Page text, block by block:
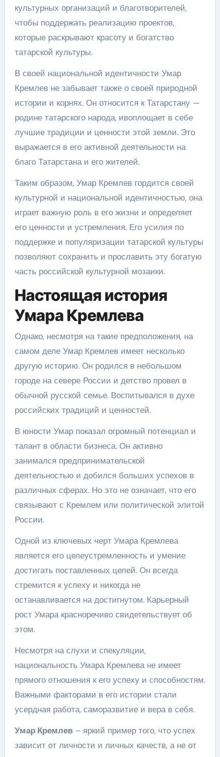
культурных организаций и благотворителей,
чтобы поддержать реализацию проектов,
которые раскрывают красоту и богатство
татарской культуры.
В своей национальной идентичности Умар
Кремлев не забывает также о своей природной
истории и корнях. Он относится к Татарстану —
родине татарского народа, ивоплощает в себе
лучшие традиции и ценности этой земли. Это
выражается в его активной деятельности на
благо Татарстана и его жителей.
Таким образом, Умар Кремлев гордится своей
культурной и национальной идентичностью, она
играет важную роль в его жизни и определяет
его ценности и устремления. Его усилия по
поддержке и популяризации татарской культуры
позволяют сохранить и прославить эту богатую
часть российской культурной мозаики.
Настоящая история
Умара Кремлева
Однако, несмотря на такие предположения, на
самом деле Умар Кремлев имеет несколько
другую историю. Он родился в небольшом
городе на севере России и детство провел в
обычной русской семье. Воспитывался в духе
российских традиций и ценностей.
В юности Умар показал огромный потенциал и
талант в области бизнеса. Он активно
занимался предпринимательской
деятельностью и добился больших успехов в
различных сферах. Но это не означает, что его
связывают с Кремлем или политической элитой
России.
Одной из ключевых черт Умара Кремлева
является его целеустремленность и умение
достигать поставленных целей. Он всегда
стремится к успеху и никогда не
останавливается на достигнутом. Карьерный
рост Умара красноречиво свидетельствует об
этом.
Несмотря на слухи и спекуляции,
национальность Умара Кремлева не имеет
прямого отношения к его успеху и способностям.
Важными факторами в его истории стали
усердная работа, саморазвитие и вера в себя.
Умар Кремлев– яркий пример того, что успех
зависит от личности и личных качеств, а не от